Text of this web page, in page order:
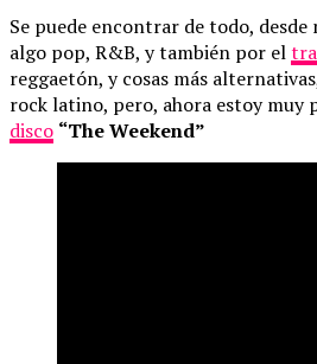
Se puede encontrar de todo,
algo pop, R&B, y también por el
reggaetón, y cosas más
rock latino, pero, ahora estoy muy
disco “The Weekend”